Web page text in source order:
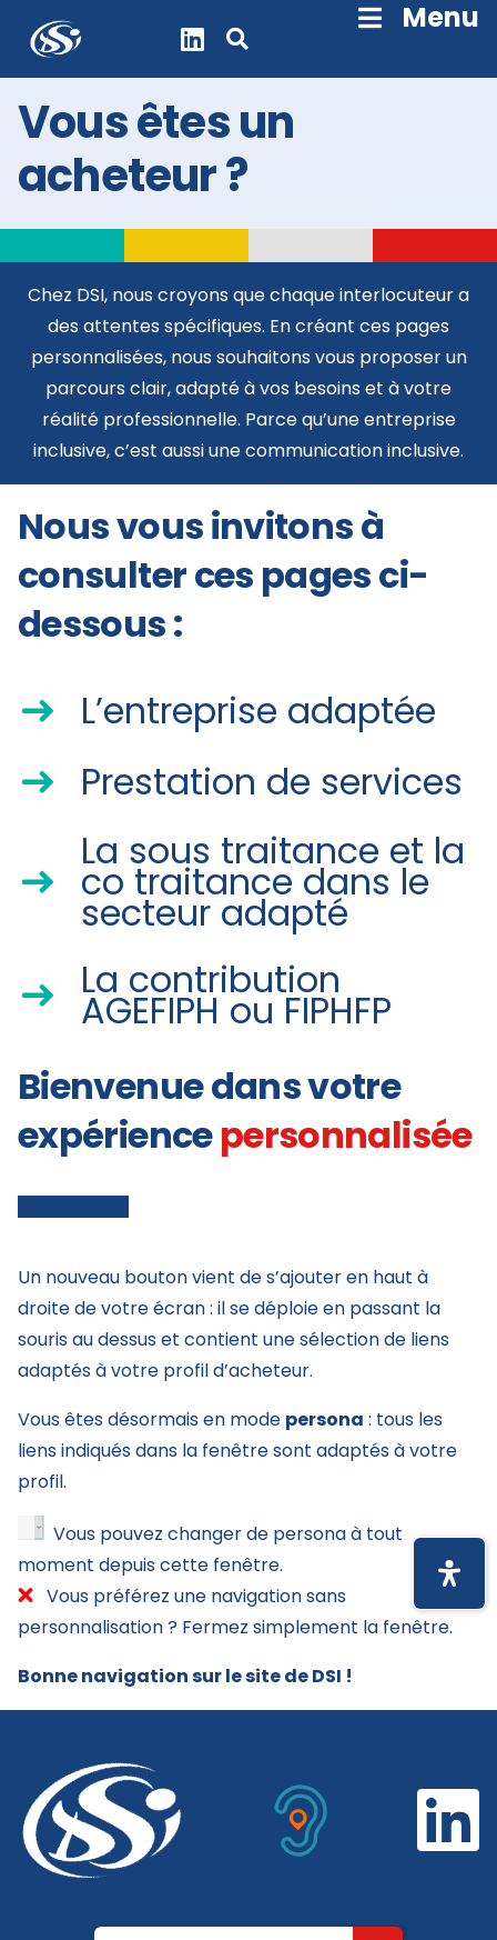
Menu
Vous êtes un
acheteur ?
Chez DSI, nous croyons que chaque interlocuteur a
des attentes spécifiques. En créant ces pages
personnalisées, nous souhaitons vous proposer un
parcours clair, adapté à vos besoins et à votre
réalité professionnelle. Parce qu’une entreprise
inclusive, c’est aussi une communication inclusive.
Bienvenue dans votre
expériencepersonnalisée
Un nouveau bouton vient de s’ajouter en haut à
droite de votre écran : il se déploie en passant la
souris au dessus et contient une sélection de liens
adaptés à votre profil d’acheteur.
Vous êtes désormais en mode persona : tous les
liens indiqués dans la fenêtre sont adaptés à votre
profil.
Vous pouvez changer de persona à tout
moment depuis cette fenêtre.
Vous préférez une navigation sans
personnalisation ? Fermez simplement la fenêtre.
Bonne navigation sur le site de DSI !
Nous vous invitons à
consulter ces pages ci-
dessous :
L’entreprise adaptée
Prestation de services
La sous traitance et la
co traitance dans le
secteur adapté
La contribution
AGEFIPH ou FIPHFP